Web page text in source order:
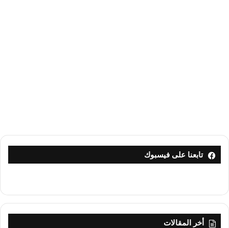
تابعنا على فيسبوك
أخر المقالات